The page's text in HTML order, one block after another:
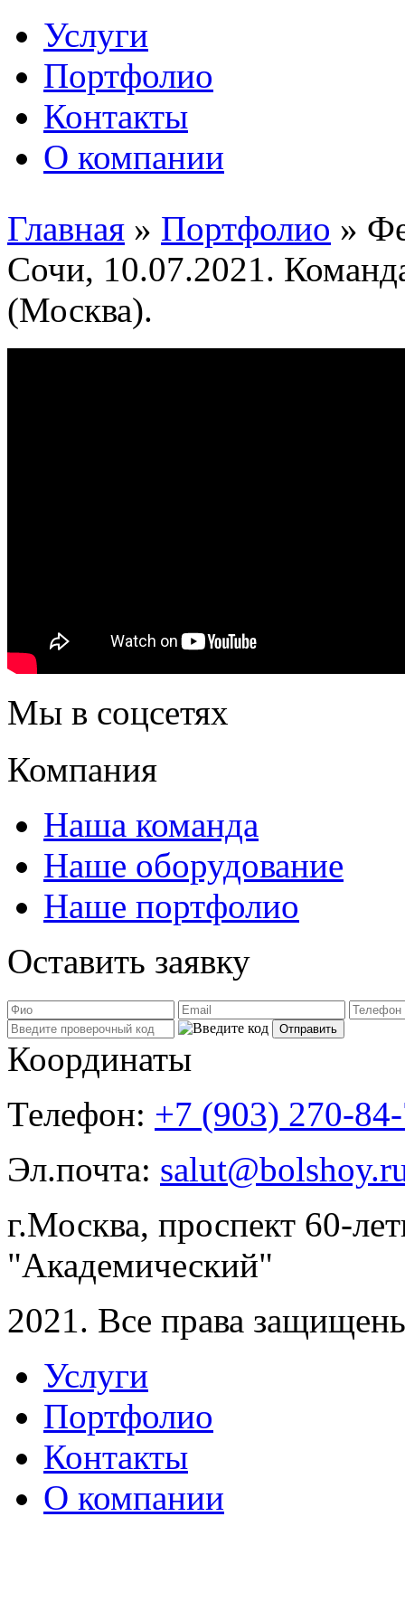
Услуги
Портфолио
Контакты
О компании
Главная » Портфолио »
Сочи, 10.07.2021.
(Москва).
Мы в соцсетях
Компания
Наша команда
Наше оборудование
Наше портфолио
Оставить заявку
Координаты
Телефон: +7 (903) 270-
Эл.почта:
г.Москва, проспект 60-
"Академический"
2021. Все права
Услуги
Портфолио
Контакты
О компании